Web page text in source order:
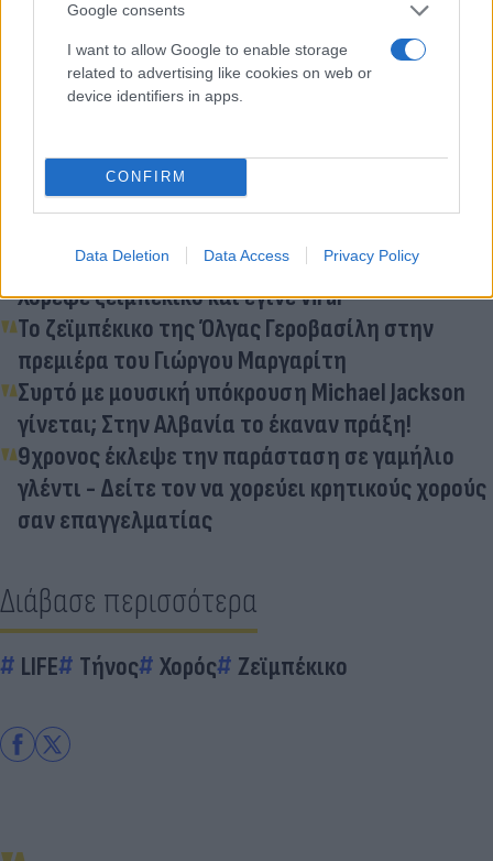
Google consents
I want to allow Google to enable storage
related to advertising like cookies on web or
device identifiers in apps.
CONFIRM
Data Deletion Data Access Privacy Policy
Κάνε κλικ και δες περισσότερο
Flash.grστην αναζήτηση τηςGoogle
Διάβασε σχετικά
Τα... έσπασε ο Κουτσούμπας στη Νέα Υόρκη -
Χόρεψε ζεϊμπέκικο και έγινε viral
Το ζεϊμπέκικο της Όλγας Γεροβασίλη στην
πρεμιέρα του Γιώργου Μαργαρίτη
Συρτό με μουσική υπόκρουση Michael Jackson
γίνεται; Στην Αλβανία το έκαναν πράξη!
9χρονος έκλεψε την παράσταση σε γαμήλιο
γλέντι - Δείτε τον να χορεύει κρητικούς χορούς
σαν επαγγελματίας
Διάβασε περισσότερα
LIFE Τήνος Χορός Ζεϊμπέκικο